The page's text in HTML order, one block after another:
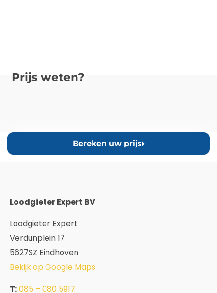
Prijs weten?
Bereken uw prijs
Loodgieter Expert BV
Loodgieter Expert
Verdunplein 17
5627SZ Eindhoven
Bekijk op Google Maps
T:085 – 080 5917